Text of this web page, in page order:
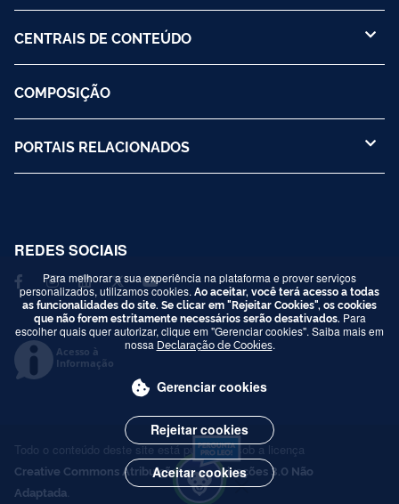
CENTRAIS DE CONTEÚDO
COMPOSIÇÃO
PORTAIS RELACIONADOS
REDES SOCIAIS
Acesso à
Informação
Todo o conteúdo deste site está publicado sob a licença
Creative Commons Atribuição-SemDerivações 3.0 Não
Adaptada.
Para melhorar a sua experiência na plataforma e prover serviços
personalizados, utilizamos cookies. Ao aceitar, você terá acesso a todas
as funcionalidades do site. Se clicar em "Rejeitar Cookies", os cookies
que não forem estritamente necessários serão desativados. Para
escolher quais quer autorizar, clique em "Gerenciar cookies". Saiba mais em
nossa Declaração de Cookies.
Gerenciar cookies
Rejeitar cookies
Aceitar cookies